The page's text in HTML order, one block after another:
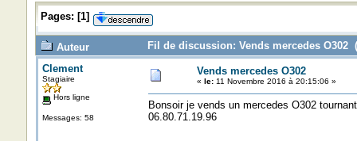
Pages: [1]
Auteur
Fil de discussion: Vends mercedes O302
Clement
Stagiaire
Hors ligne
Messages: 58
Vends mercedes O302
« le:11 Novembre 2016 à 20:15:06 »
Bonsoir je vends un mercedes O302
06.80.71.19.96